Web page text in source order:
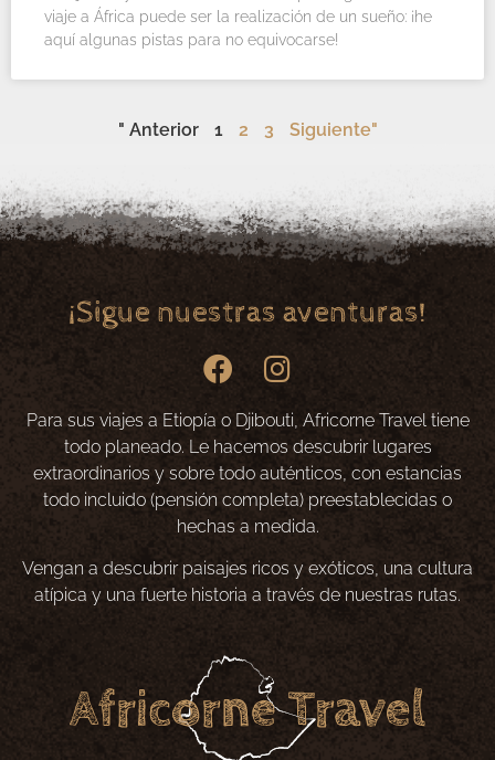
viaje a África puede ser la realización de un sueño: ¡he
aquí algunas pistas para no equivocarse!
" Anterior 1 2 3 Siguiente"
¡Sigue nuestras aventuras!
Para sus viajes a Etiopía o Djibouti, Africorne Travel tiene
todo planeado. Le hacemos descubrir lugares
extraordinarios y sobre todo auténticos, con estancias
todo incluido (pensión completa) preestablecidas o
hechas a medida.
Vengan a descubrir paisajes ricos y exóticos, una cultura
atípica y una fuerte historia a través de nuestras rutas.